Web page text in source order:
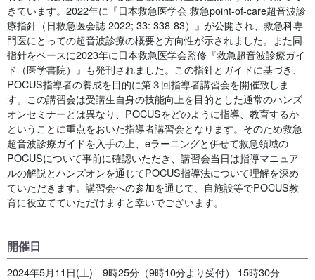
きています。2022年に『日本救急医学会 救急point-of-care超音波診
療指針（日救急医会誌 2022; 33: 338-83）』が公開され、救急科専
門医にとっての超音波診療の概要と方向性が示されました。また同
指針をベースに2023年に日本救急医学会監修『救急超音波診療ガイ
ド（医学書院）』も発刊されました。この指針とガイドに基づき、
POCUS指導者の養成を目的に第３回指導者講習会を開催致しま
す。この講習会は受講生自身の技能向上を目的とした通常のハンズ
オンセミナーとは異なり、POCUSをどのように指導、教育するか
ということに重点をおいた指導者講習会となります。そのため救急
超音波診療ガイドを入手の上、eラーニングと併せて救急領域の
POCUSについて事前に確認いただき、講習会当日は指導マニュア
ルの解説とハンズオンを通じてPOCUS指導法について理解を深め
ていただきます。講習会への参加を通じて、自施設等でPOCUS教
育に役立てていただけますと幸いでございます。
開催日
2024年5月11日(土) 9時25分（9時10分より受付） 15時30分